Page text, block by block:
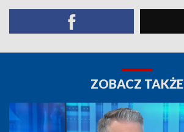
ZOBACZ TAKŻE